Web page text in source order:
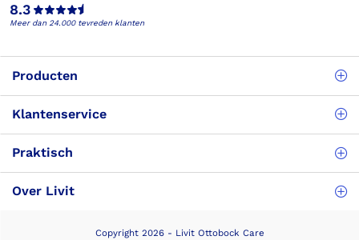
8.3
Meer dan 24.000 tevreden klanten
Producten
Klantenservice
Praktisch
Over Livit
Copyright 2026 - Livit Ottobock Care